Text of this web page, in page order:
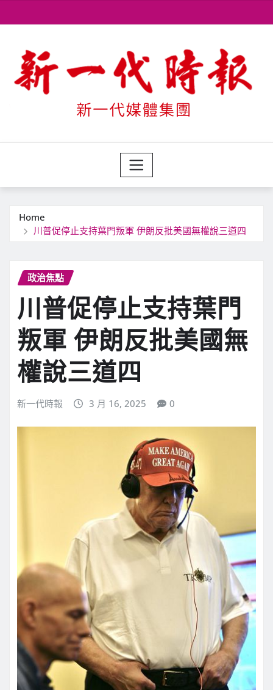
to
Home
川普促停止支持葉門叛軍 伊朗反批美國無權說三道四
政治焦點
川普促停止支持葉門
叛軍 伊朗反批美國無
權說三道四
新一代時報 3 月 16, 2025 0